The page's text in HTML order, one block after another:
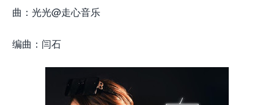
曲：光光@走心音乐
编曲：闫石